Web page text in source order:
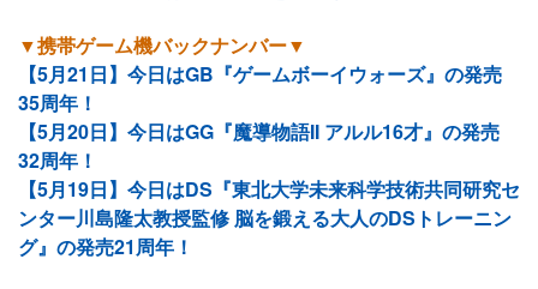
▼携帯ゲーム機バックナンバー▼
【5月21日】今日はGB『ゲームボーイウォーズ』の発売
35周年！
【5月20日】今日はGG『魔導物語II アルル16才』の発売
32周年！
【5月19日】今日はDS『東北大学未来科学技術共同研究セ
ンター川島隆太教授監修 脳を鍛える大人のDSトレーニン
グ』の発売21周年！